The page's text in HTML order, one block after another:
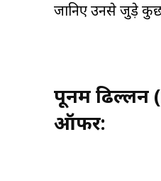
जानिए उनसे जुड़े
पूनम ढिल्लन
ऑफर: